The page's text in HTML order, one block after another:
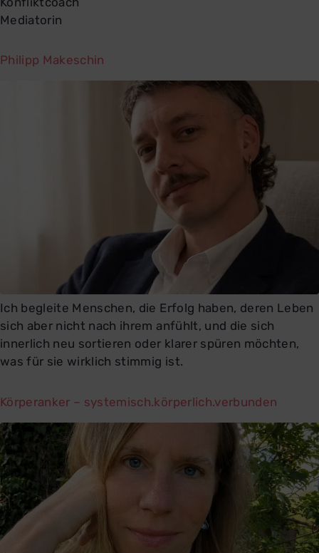
Mediatorin
Philipp Makeschin
Ich begleite Menschen, die Erfolg haben, deren Leben
sich aber nicht nach ihrem anfühlt, und die sich
innerlich neu sortieren oder klarer spüren möchten,
was für sie wirklich stimmig ist.
Körperanker – systemisch.körperlich.verbunden